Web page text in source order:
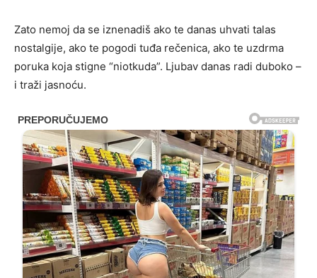
Zato nemoj da se iznenadiš ako te danas uhvati talas
nostalgije, ako te pogodi tuđa rečenica, ako te uzdrma
poruka koja stigne “niotkuda”. Ljubav danas radi duboko –
i traži jasnoću.